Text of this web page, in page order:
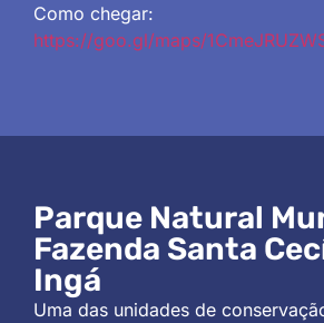
Como chegar:
https://goo.gl/maps/
Parque Natural
Fazenda Santa
Ingá
Uma das unidades de